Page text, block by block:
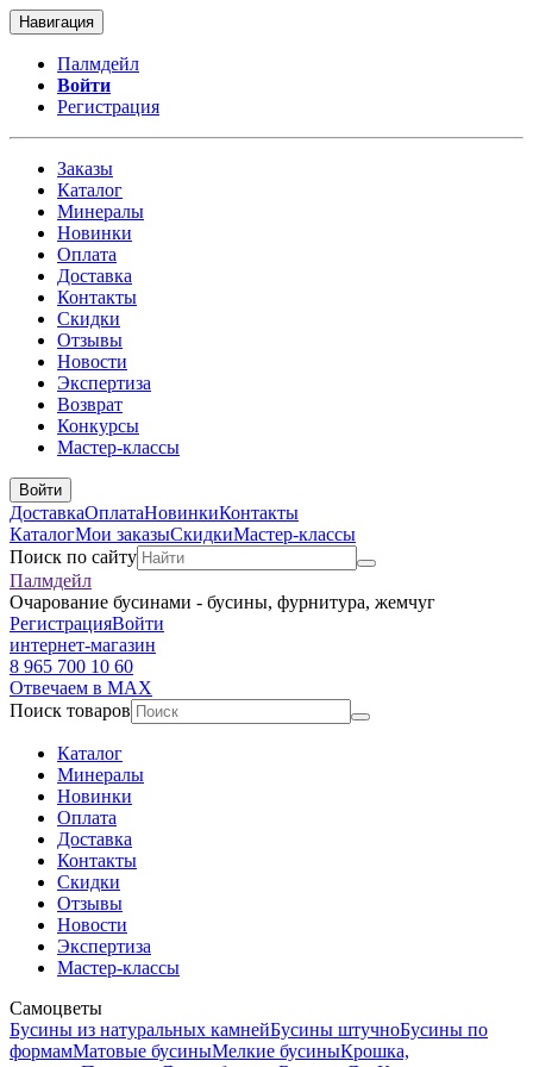
Навигация
Палмдейл
Войти
Регистрация
Заказы
Каталог
Минералы
Новинки
Оплата
Доставка
Контакты
Скидки
Отзывы
Новости
Экспертиза
Возврат
Конкурсы
Мастер-классы
Войти
ДоставкаОплатаНовинкиКонтакты
КаталогМои заказыСкидкиМастер-классы
Поиск по сайту
Палмдейл
Очарование бусинами - бусины, фурнитура, жемчуг
РегистрацияВойти
интернет-магазин
8 965 700 10 60
Отвечаем в MAX
Поиск товаров
Каталог
Минералы
Новинки
Оплата
Доставка
Контакты
Скидки
Отзывы
Новости
Экспертиза
Мастер-классы
Самоцветы
Бусины из натуральных камнейБусины штучноБусины по
формамМатовые бусиныМелкие бусиныКрошка,